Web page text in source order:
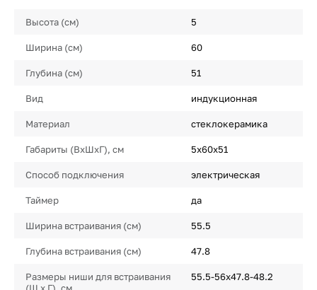
Высота (см) 5
Ширина (см) 60
Глубина (см) 51
Вид индукционная
Материал стеклокерамика
Габариты (ВхШхГ), см 5х60х51
Способ подключения электрическая
Таймер да
Ширина встраивания (см) 55.5
Глубина встраивания (см) 47.8
Размеры ниши для встраивания
55.5-56х47.8-48.2